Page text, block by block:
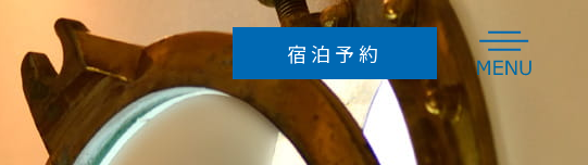
公式】1日3組限定のオーベルジュ波太オルビス|関東・千葉・鴨川
宿泊予約